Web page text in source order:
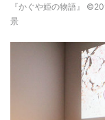
『かぐや姫の物語』
景